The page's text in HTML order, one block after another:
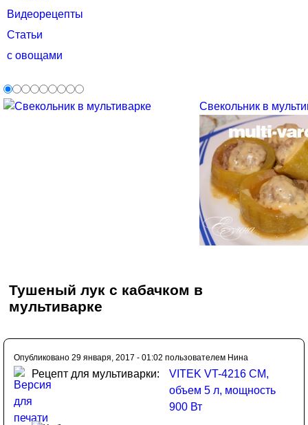
Видеорецепты
Статьи
с овощами
Свекольник в
Тушеный лук с кабачком в
мультиварке
Опубликовано 29 января, 2017 - 01:02 пользователем Нина
Рецепт для мультиварки:
VITEK VT-4216 CM,
объем 5 л, мощность
900 Вт